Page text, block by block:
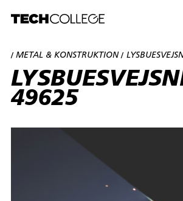
/METAL & KONSTRUKTION /
49625